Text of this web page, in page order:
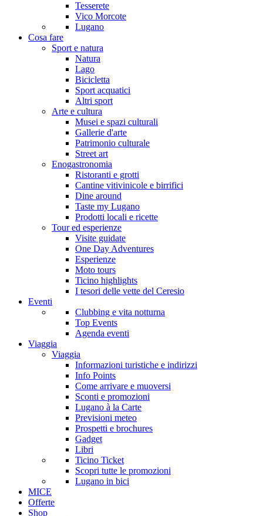
Tesserete
Vico Morcote
Lugano
Cosa fare
Sport e natura
Natura
Lago
Bicicletta
Sport acquatici
Altri sport
Arte e cultura
Musei e spazi culturali
Gallerie d'arte
Patrimonio culturale
Street art
Enogastronomia
Ristoranti e grotti
Cantine vitivinicole e birrifici
Dine around
Taste my Lugano
Prodotti locali e ricette
Tour ed esperienze
Visite guidate
One Day Adventures
Esperienze
Moto tours
Ticino highlights
I tesori delle vette del Ceresio
Eventi
Clubbing e vita notturna
Top Events
Agenda eventi
Viaggia
Viaggia
Informazioni turistiche e indirizzi
Info Points
Come arrivare e muoversi
Sconti e promozioni
Lugano à la Carte
Previsioni meteo
Prospetti e brochures
Gadget
Libri
Ticino Ticket
Scopri tutte le promozioni
Lugano in bici
MICE
Offerte
Shop